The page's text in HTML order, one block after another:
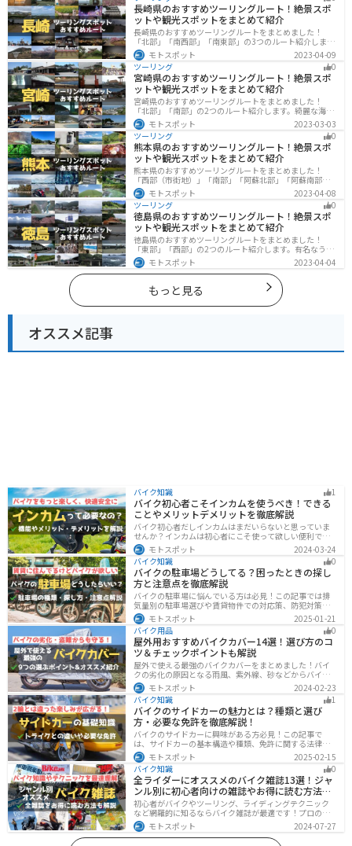
にしてください。
長崎県のおすすめツーリングルート！絶景スポ
ットや観光スポットをまとめて紹介
長崎県のおすすめツーリングルートをまとめました！
「北部」「南西部」「南東部」の3つのルート紹介しま
す。国際色豊かな街並みや世界遺産、絶景ポイントが数
多く存在し、様々な楽しみ方ができます。バイクで長崎
県にツーリングに行く際は参考にしてください。
モトスポット
2023-04-09
ツーリング
0
宮崎県のおすすめツーリングルート！絶景スポ
ットや観光スポットをまとめて紹介
宮崎県のおすすめツーリングルートをまとめました！
「北部」「南部」の2つのルート紹介します。綺麗な海岸
線が特徴的な海・自然豊かな山・趣のある神社を満喫す
るツーリングができます。バイクで宮崎県にツーリング
に行く際は参考にしてください。
モトスポット
2023-03-03
ツーリング
0
熊本県のおすすめツーリングルート！絶景スポ
ットや観光スポットをまとめて紹介
熊本県のおすすめツーリングルートをまとめました！
「西部（市街地）」「南部」「阿蘇北部」「阿蘇南部」
の4つのルート紹介します。阿蘇山や天草諸島をはじめと
した豊かな自然や、熊本城や水前寺成趣園など歴史ある
観光スポットが多数あり、様々な楽しみ方ができます。
バイクで熊本県にツーリングに行く際は参考にしてくだ
さい。
モトスポット
2023-04-08
ツーリング
0
徳島県のおすすめツーリングルート！絶景スポ
ットや観光スポットをまとめて紹介
徳島県のおすすめツーリングルートをまとめました！
「東部」「西部」の2つのルート紹介します。有名なうず
しおや山を中心とした自然豊かなスポットが多数ありま
す。バイクで徳島県にツーリングに行く際は参考にして
ください。
モトスポット 2023-04-04
もっと見る
オススメ記事
バイク知識 1
バイク初心者こそインカムを使うべき！できる
ことやメリットデメリットを徹底解説
バイク初心者だしインカムはまだいらないと思っていま
せんか？インカムは初心者にこそ使って欲しい便利で安
全に運転するための機器です。インカムでできることや
メリットデメリットなどまとめましたので、気になって
いる人はぜひ参考にしてください。
モトスポット
2024-03-24
バイク知識
0
バイクの駐車場どうしてる？困ったときの探し
方と注意点を徹底解説
バイクの駐車場に悩んでいる方は必見！この記事では排
気量別の駐車場選びや賃貸物件での対応策、防犯対策を
解説します。実は駐車場の種類やマナーを押さえるだけ
で快適なバイクライフが実現可能です。記事を読み駐車
場探しのコツをぜひチェックしてください。
モトスポット
2025-01-21
バイク用品
0
屋外用おすすめバイクカバー14選！選び方のコ
ツ＆チェックポイントも解説
屋外で使える最強のバイクカバーをまとめました！バイ
クの劣化の原因となる雨風、紫外線、砂などからバイク
を守ることはもちろん、盗難やいたずら対策にもなりま
す。バイクカバーの選び方からオススメまでまとめまし
たので、カバーを探している人はぜひ参考にしてくださ
い。
モトスポット
2024-02-23
バイク知識
1
バイクのサイドカーの魅力とは？種類と選び
方・必要な免許を徹底解説！
バイクのサイドカーに興味がある方必見！この記事で
は、サイドカーの基本構造や種類、免許に関する法律、
メンテナンス方法を解説しています。実は、サイドカー
は法律上、二輪車として扱われるため、排気量に応じた
二輪免許が必要です。この記事を読めば、サイドカーの
正しい楽しみ方がわかります。
モトスポット
2025-02-15
バイク知識
0
全ライダーにオススメのバイク雑誌13選！ジャ
ンル別に初心者向けの雑誌やお得に読む方法も
解説
初心者がバイクやツーリング、ライディングテクニック
など網羅的に知るならバイク雑誌が最適です！プロのラ
イターがしっかりと調べた情報とわかりやすい写真でま
とめられているので、効率的に理解できます。そんなバ
イク雑誌をジャンル別にオススメのバイク雑誌をまとめ
モトスポット 2024-07-27